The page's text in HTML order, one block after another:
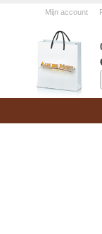
Mijn account